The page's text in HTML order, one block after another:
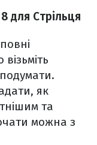
для Стрільця
як
та
можна з